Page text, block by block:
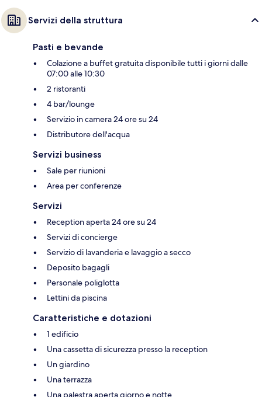
Servizi della struttura
Pasti e bevande
Colazione a buffet gratuita disponibile tutti i giorni dalle
07:00 alle 10:30
2 ristoranti
4 bar/lounge
Servizio in camera 24 ore su 24
Distributore dell'acqua
Servizi business
Sale per riunioni
Area per conferenze
Servizi
Reception aperta 24 ore su 24
Servizi di concierge
Servizio di lavanderia e lavaggio a secco
Deposito bagagli
Personale poliglotta
Lettini da piscina
Caratteristiche e dotazioni
1 edificio
Una cassetta di sicurezza presso la reception
Un giardino
Una terrazza
Una palestra aperta giorno e notte